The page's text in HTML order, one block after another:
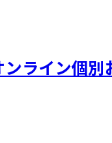
ライン個